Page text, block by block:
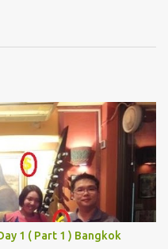
1 ( Part 1 ) Bangkok